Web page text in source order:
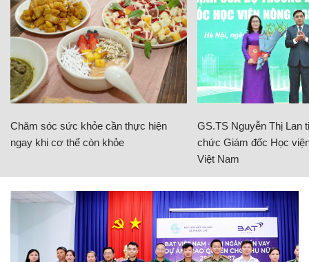
Chăm sóc sức khỏe cần thực hiện
ngay khi cơ thể còn khỏe
GS.TS Nguyễn Thị Lan
chức Giám đốc Học
Việt Nam